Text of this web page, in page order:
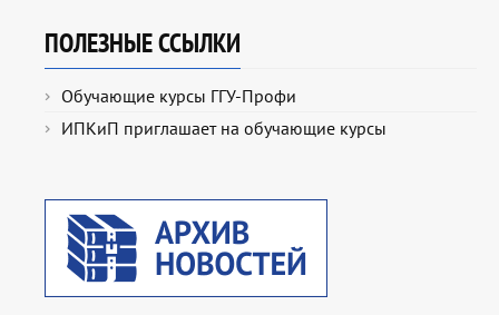
ПОЛЕЗНЫЕ ССЫЛКИ
Обучающие курсы ГГУ-Профи
ИПКиП приглашает на обучающие курсы